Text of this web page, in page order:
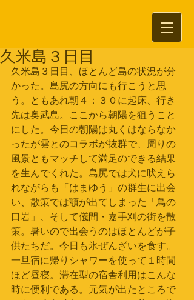
久米島３日目
久米島３日目、ほとんど島の状況が分
かった。島尻の方向にも行こうと思
う。ともあれ朝４：３０に起床、行き
先は奥武島。ここから朝陽を狙うこと
にした。今日の朝陽は丸くはならなか
ったが雲とのコラボが抜群で、周りの
風景ともマッチして満足のできる結果
を生んでくれた。島尻では犬に吠えら
れながらも「はまゆう」の群生に出会
い、散策では顎が出てしまった「鳥の
口岩」、そして儀間・嘉手刈の街を散
策。暑いので出会うのはほとんどが子
供たちだ。今日も氷ぜんざいを食す。
一旦宿に帰りシャワーを使って１時間
ほど昼寝。滞在型の宿舎利用はこんな
時に便利である。元気が出たところで